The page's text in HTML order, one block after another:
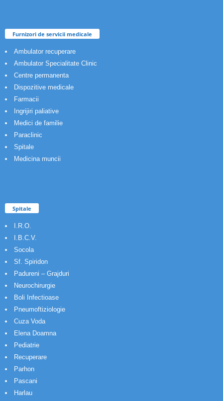
Furnizori de servicii medicale
Ambulator recuperare
Ambulator Specialitate Clinic
Centre permanenta
Dispozitive medicale
Farmacii
Ingrijiri paliative
Medici de familie
Paraclinic
Spitale
Medicina muncii
Spitale
I.R.O.
I.B.C.V.
Socola
Sf. Spiridon
Padureni – Grajduri
Neurochirurgie
Boli Infectioase
Pneumoftiziologie
Cuza Voda
Elena Doamna
Pediatrie
Recuperare
Parhon
Pascani
Harlau